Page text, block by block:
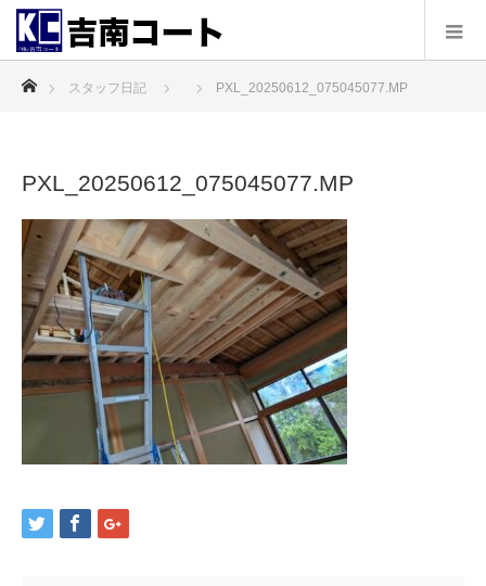
スタッフ日記 PXL_20250612_075045077.MP
PXL_20250612_075045077.MP